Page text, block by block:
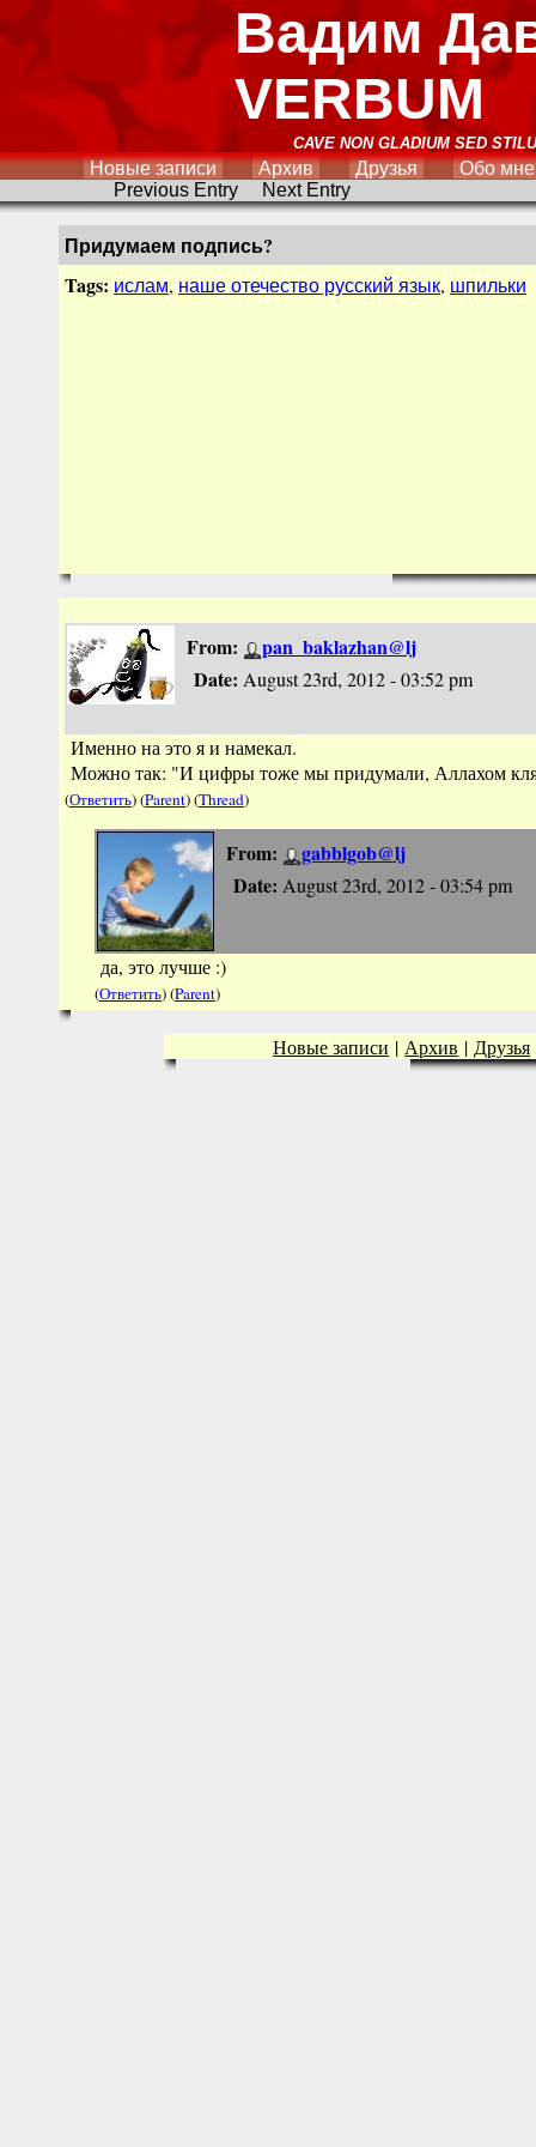
Вадим
VERBUM
CAVE NON GLADIUM SED
Новые записи Архив Друзья
Обо мне
Previous Entry
Next Entry
Придумаем подпись?
Tags: ислам, наше отечество русский язык, шпильки
From:
pan_baklazhan@lj
Date: August 23rd, 2012 - 03:52 pm
Именно на это я и намекал.
Можно так: "И цифры тоже мы придумали, Аллахом
(Ответить) (Parent) (Thread)
From:
gabblgob@lj
Date: August 23rd, 2012 - 03:54 pm
да, это лучше :)
(Ответить) (Parent)
Новые записи | Архив | Друзья